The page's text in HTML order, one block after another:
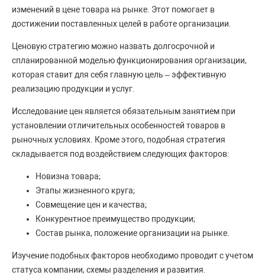
изменений в цене товара на рынке. Этот помогает в
достижении поставленных целей в работе организации.
Ценовую стратегию можно назвать долгосрочной и
спланированной моделью функционирования организации,
которая ставит для себя главную цель – эффективную
реализацию продукции и услуг.
Исследование цен является обязательным занятием при
установлении отличительных особенностей товаров в
рыночных условиях. Кроме этого, подобная стратегия
складывается под воздействием следующих факторов:
Новизна товара;
Этапы жизненного круга;
Совмещение цен и качества;
Конкурентное преимущество продукции;
Состав рынка, положение организации на рынке.
Изучение подобных факторов необходимо проводит с учетом
статуса компании, схемы разделения и развития.